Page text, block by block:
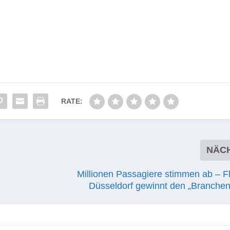
RATE:
Millionen Passagiere stimmen ab –
Düsseldorf gewinnt den